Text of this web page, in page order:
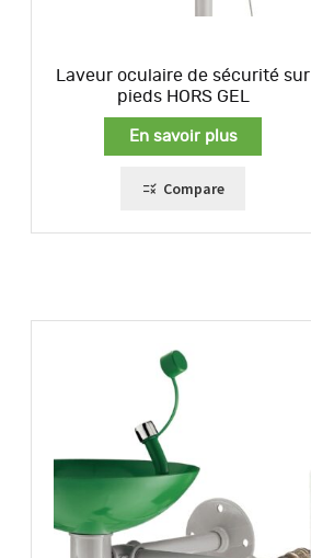
Laveur oculaire de sécurité sur
pieds HORS GEL
En savoir plus
Compare